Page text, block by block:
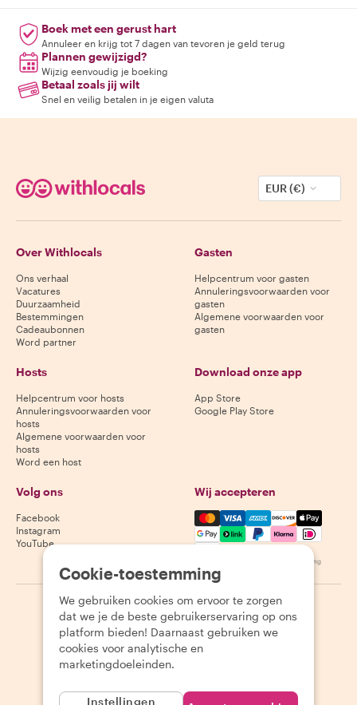
Boek met een gerust hart
Annuleer en krijg tot 7 dagen van tevoren je geld terug
Plannen gewijzigd?
Wijzig eenvoudig je boeking
Betaal zoals jij wilt
Snel en veilig betalen in je eigen valuta
EUR (€)
Over Withlocals
Ons verhaal
Vacatures
Duurzaamheid
Bestemmingen
Cadeaubonnen
Word partner
Gasten
Helpcentrum voor gasten
Annuleringsvoorwaarden voor
gasten
Algemene voorwaarden voor
gasten
Hosts
Helpcentrum voor hosts
Annuleringsvoorwaarden voor
hosts
Algemene voorwaarden voor
hosts
Word een host
Download onze app
App Store
Google Play Store
Volg ons
Facebook
Instagram
YouTube
Wij accepteren
Mastercard, Visa, Amex,
Beschikbaarheid varieert per bestemming
2026 Withlocals.com Privacybeleid Cookies
Cookie-toestemming
We gebruiken cookies om ervoor te zorgen
dat we je de beste gebruikerservaring op ons
platform bieden! Daarnaast gebruiken we
cookies voor analytische en
marketingdoeleinden.
Instellingen